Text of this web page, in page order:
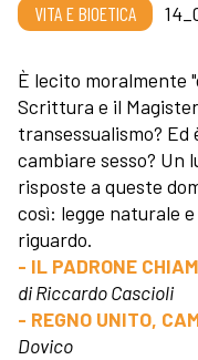
VITA E BIOETICA
È lecito moralmente
Scrittura e il
transessualismo?
cambiare sesso? Un
risposte a queste
così: legge naturale
riguardo.
- IL PADRONE
di Riccardo Cascioli
- REGNO UNITO,
Dovico